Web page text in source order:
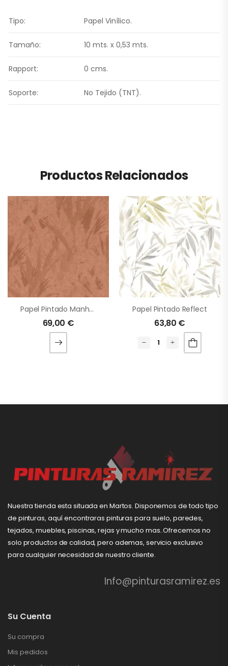
Tipo: Papel Vinílico.
Tamaño: 10 mts. x 0,53 mts.
Rapport: 0 cms.
Soporte: No Tejido (TNT).
Productos Relacionados
Papel Pintado Manhattan
69,00 €
Papel Pintado Reflect
63,80 €
Nuestra tienda esta situada en Martos. Disponemos de todo tipo
de pinturas, aquí encontraras pinturas para suelo, paredes,
tejados, muebles, piscinas, rejas y mucho mas..Ofrecemos no
solo productos de calidad, pero ademas, servicio exclusivo
para cualquier necesidad de nuestro cliente.
Info@pinturasramirez.es
Su Cuenta
Su compra
Mis pedidos